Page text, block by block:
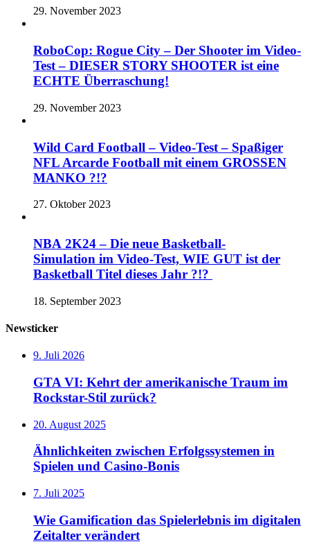
29. November 2023
RoboCop: Rogue City – Der Shooter im Video-
Test – DIESER STORY SHOOTER ist eine
ECHTE Überraschung!
29. November 2023
Wild Card Football – Video-Test – Spaßiger
NFL Arcarde Football mit einem GROSSEN
MANKO ?!?
27. Oktober 2023
NBA 2K24 – Die neue Basketball-
Simulation im Video-Test, WIE GUT ist der
Basketball Titel dieses Jahr ?!?
18. September 2023
Newsticker
9. Juli 2026
GTA VI: Kehrt der amerikanische Traum im
Rockstar-Stil zurück?
20. August 2025
Ähnlichkeiten zwischen Erfolgssystemen in
Spielen und Casino‑Bonis
7. Juli 2025
Wie Gamification das Spielerlebnis im digitalen
Zeitalter verändert